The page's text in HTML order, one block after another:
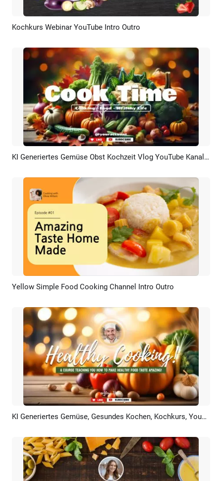
Vorschau KI Erstellen
Kochkurs Webinar YouTube Intro Outro
Vorschau KI Erstellen KI Generiertes Gemüse Obst Kochzeit Vlog YouTube Kanal Intro Outro
Vorschau KI Erstellen
Yellow Simple Food Cooking Channel Intro Outro
Vorschau KI Erstellen KI Generiertes Gemüse, Gesundes Kochen, Kochkurs, YouTube Kanal, Intro Und Outro